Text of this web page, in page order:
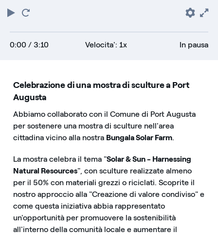
Riproduci
0:00 / 3:10 Velocita': 1x In pausa
Celebrazione di una mostra di sculture a Port
Augusta
Abbiamo collaborato con il Comune di Port Augusta
per sostenere una mostra di sculture nell'area
cittadina vicino alla nostra Bungala Solar Farm.
La mostra celebra il tema "Solar & Sun - Harnessing
Natural Resources", con sculture realizzate almeno
per il 50% con materiali grezzi o riciclati. Scoprite il
nostro approccio alla "Creazione di valore condiviso" e
come questa iniziativa abbia rappresentato
un'opportunità per promuovere la sostenibilità
all'interno della comunità locale e aumentare il